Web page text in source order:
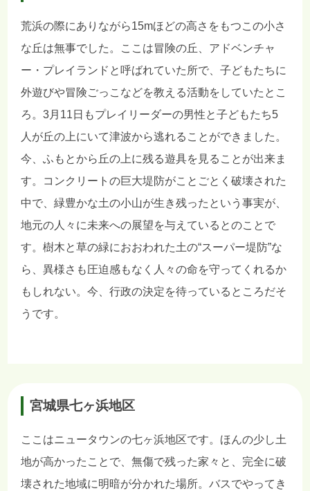
荒浜の際にありながら15mほどの高さをもつこの小さ
な丘は無事でした。ここは冒険の丘、アドベンチャ
ー・プレイランドと呼ばれていた所で、子どもたちに
外遊びや冒険ごっこなどを教える活動をしていたとこ
ろ。3月11日もプレイリーダーの男性と子どもたち5
人が丘の上にいて津波から逃れることができました。
今、ふもとから丘の上に残る遊具を見ることが出来ま
す。コンクリートの巨大堤防がことごとく破壊された
中で、緑豊かな土の小山が生き残ったという事実が、
地元の人々に未来への展望を与えているとのことで
す。樹木と草の緑におおわれた土の“スーパー堤防”な
ら、異様さも圧迫感もなく人々の命を守ってくれるか
もしれない。今、行政の決定を待っているところだそ
うです。
宮城県七ヶ浜地区
ここはニュータウンの七ヶ浜地区です。ほんの少し土
地が高かったことで、無傷で残った家々と、完全に破
壊された地域に明暗が分かれた場所。バスでやってき